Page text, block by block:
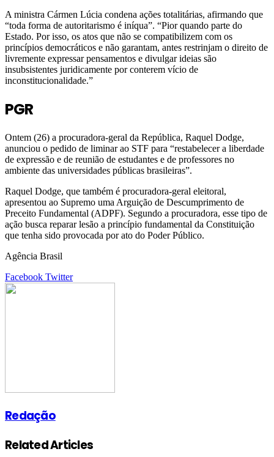
A ministra Cármen Lúcia condena ações totalitárias, afirmando que
“toda forma de autoritarismo é iníqua”. “Pior quando parte do
Estado. Por isso, os atos que não se compatibilizem com os
princípios democráticos e não garantam, antes restrinjam o direito de
livremente expressar pensamentos e divulgar ideias são
insubsistentes juridicamente por conterem vício de
inconstitucionalidade.”
PGR
Ontem (26) a procuradora-geral da República, Raquel Dodge,
anunciou o pedido de liminar ao STF para “restabelecer a liberdade
de expressão e de reunião de estudantes e de professores no
ambiente das universidades públicas brasileiras”.
Raquel Dodge, que também é procuradora-geral eleitoral,
apresentou ao Supremo uma Arguição de Descumprimento de
Preceito Fundamental (ADPF). Segundo a procuradora, esse tipo de
ação busca reparar lesão a princípio fundamental da Constituição
que tenha sido provocada por ato do Poder Público.
Agência Brasil
Facebook TwitterGoogle+
LinkedIn
StumbleUpon
Tumblr
Pinterest
Reddit
VKontakte
Share
Print
Redação
Related Articles